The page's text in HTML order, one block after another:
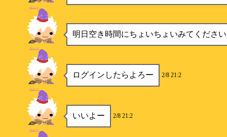
カレー
明日空き時間にちょいちょいみてください
カレー
ログインしたらよろー 2/8 21:2
カレー
いいよー 2/8 21:2
カレー